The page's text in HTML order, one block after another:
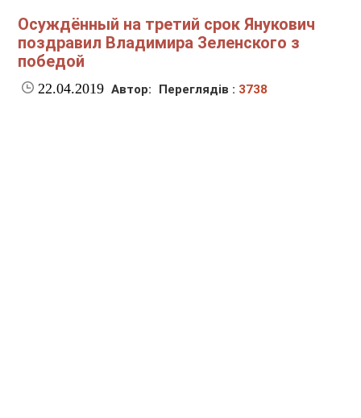
Осуждённый на третий срок Янукович
поздравил Владимира Зеленского з
победой
22.04.2019 Автор: Переглядів : 3738